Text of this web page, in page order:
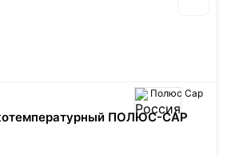
Полюс Сар
ПОЛЮС-САР